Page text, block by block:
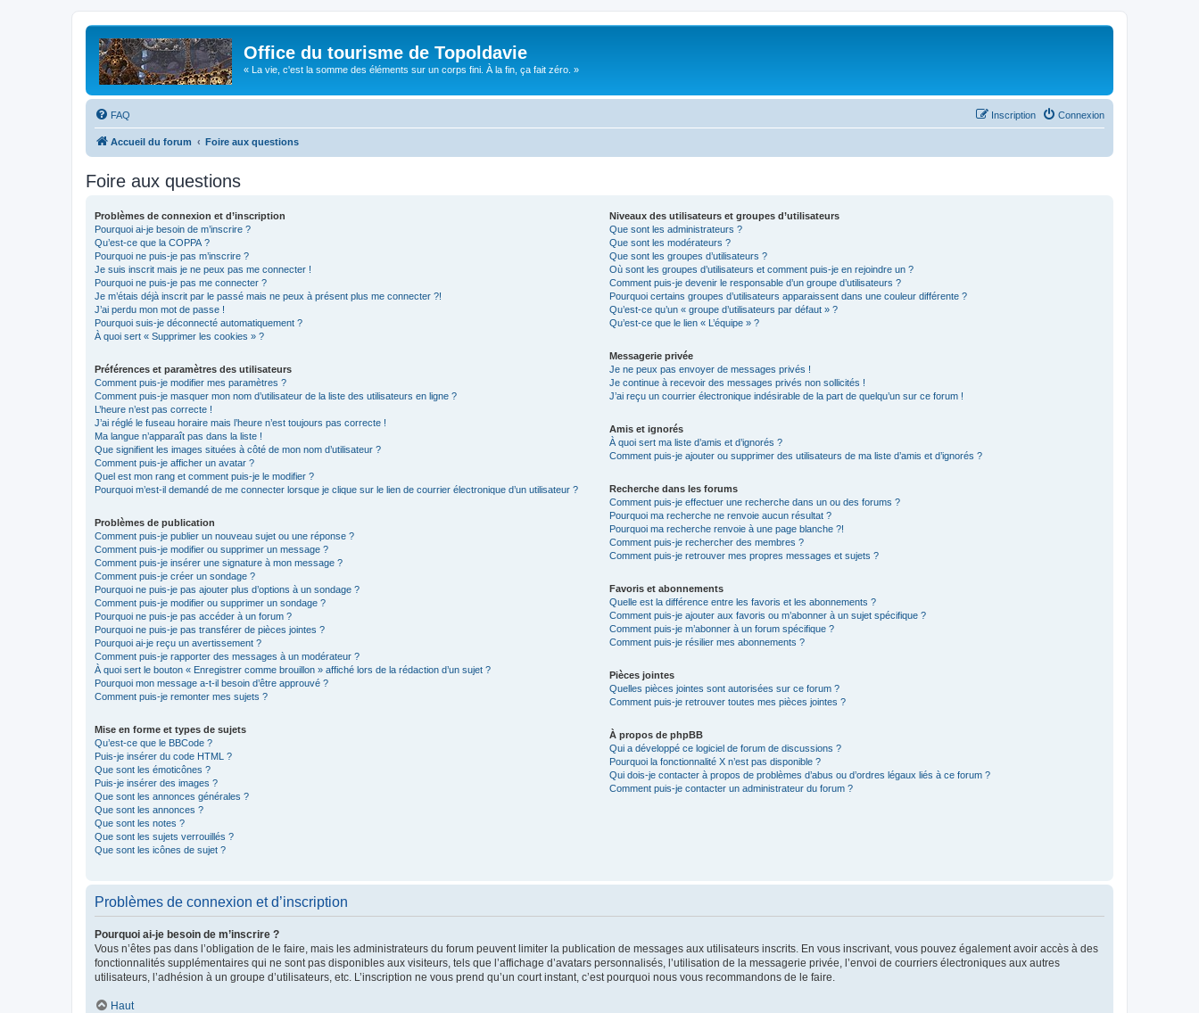
Office du tourisme de Topoldavie
« La vie, c'est la somme des éléments sur un corps fini. À la fin, ça fait zéro. »
FAQ Connexion
Inscription
Accueil du forum Foire aux questions
Foire aux questions
Problèmes de connexion et d’inscription
Pourquoi ai-je besoin de m’inscrire ?
Qu’est-ce que la COPPA ?
Pourquoi ne puis-je pas m’inscrire ?
Je suis inscrit mais je ne peux pas me connecter !
Pourquoi ne puis-je pas me connecter ?
Je m’étais déjà inscrit par le passé mais ne peux à présent plus me connecter ?!
J’ai perdu mon mot de passe !
Pourquoi suis-je déconnecté automatiquement ?
À quoi sert « Supprimer les cookies » ?
Préférences et paramètres des utilisateurs
Comment puis-je modifier mes paramètres ?
Comment puis-je masquer mon nom d’utilisateur de la liste des utilisateurs en ligne ?
L’heure n’est pas correcte !
J’ai réglé le fuseau horaire mais l’heure n’est toujours pas correcte !
Ma langue n’apparaît pas dans la liste !
Que signifient les images situées à côté de mon nom d’utilisateur ?
Comment puis-je afficher un avatar ?
Quel est mon rang et comment puis-je le modifier ?
Pourquoi m’est-il demandé de me connecter lorsque je clique sur le lien de courrier électronique d’un utilisateur ?
Problèmes de publication
Comment puis-je publier un nouveau sujet ou une réponse ?
Comment puis-je modifier ou supprimer un message ?
Comment puis-je insérer une signature à mon message ?
Comment puis-je créer un sondage ?
Pourquoi ne puis-je pas ajouter plus d’options à un sondage ?
Comment puis-je modifier ou supprimer un sondage ?
Pourquoi ne puis-je pas accéder à un forum ?
Pourquoi ne puis-je pas transférer de pièces jointes ?
Pourquoi ai-je reçu un avertissement ?
Comment puis-je rapporter des messages à un modérateur ?
À quoi sert le bouton « Enregistrer comme brouillon » affiché lors de la rédaction d’un sujet ?
Pourquoi mon message a-t-il besoin d’être approuvé ?
Comment puis-je remonter mes sujets ?
Mise en forme et types de sujets
Qu’est-ce que le BBCode ?
Puis-je insérer du code HTML ?
Que sont les émoticônes ?
Puis-je insérer des images ?
Que sont les annonces générales ?
Que sont les annonces ?
Que sont les notes ?
Que sont les sujets verrouillés ?
Que sont les icônes de sujet ?
Niveaux des utilisateurs et groupes d’utilisateurs
Que sont les administrateurs ?
Que sont les modérateurs ?
Que sont les groupes d’utilisateurs ?
Où sont les groupes d’utilisateurs et comment puis-je en rejoindre un ?
Comment puis-je devenir le responsable d’un groupe d’utilisateurs ?
Pourquoi certains groupes d’utilisateurs apparaissent dans une couleur différente ?
Qu’est-ce qu’un « groupe d’utilisateurs par défaut » ?
Qu’est-ce que le lien « L’équipe » ?
Messagerie privée
Je ne peux pas envoyer de messages privés !
Je continue à recevoir des messages privés non sollicités !
J’ai reçu un courrier électronique indésirable de la part de quelqu’un sur ce forum !
Amis et ignorés
À quoi sert ma liste d’amis et d’ignorés ?
Comment puis-je ajouter ou supprimer des utilisateurs de ma liste d’amis et d’ignorés ?
Recherche dans les forums
Comment puis-je effectuer une recherche dans un ou des forums ?
Pourquoi ma recherche ne renvoie aucun résultat ?
Pourquoi ma recherche renvoie à une page blanche ?!
Comment puis-je rechercher des membres ?
Comment puis-je retrouver mes propres messages et sujets ?
Favoris et abonnements
Quelle est la différence entre les favoris et les abonnements ?
Comment puis-je ajouter aux favoris ou m’abonner à un sujet spécifique ?
Comment puis-je m’abonner à un forum spécifique ?
Comment puis-je résilier mes abonnements ?
Pièces jointes
Quelles pièces jointes sont autorisées sur ce forum ?
Comment puis-je retrouver toutes mes pièces jointes ?
À propos de phpBB
Qui a développé ce logiciel de forum de discussions ?
Pourquoi la fonctionnalité X n’est pas disponible ?
Qui dois-je contacter à propos de problèmes d’abus ou d’ordres légaux liés à ce forum ?
Comment puis-je contacter un administrateur du forum ?
Problèmes de connexion et d’inscription
Pourquoi ai-je besoin de m’inscrire ?
Vous n’êtes pas dans l’obligation de le faire, mais les administrateurs du forum peuvent limiter la publication de messages aux utilisateurs inscrits. En vous inscrivant, vous pouvez également avoir accès à des
fonctionnalités supplémentaires qui ne sont pas disponibles aux visiteurs, tels que l’affichage d’avatars personnalisés, l’utilisation de la messagerie privée, l’envoi de courriers électroniques aux autres
utilisateurs, l’adhésion à un groupe d’utilisateurs, etc. L’inscription ne vous prend qu’un court instant, c’est pourquoi nous vous recommandons de le faire.
Haut